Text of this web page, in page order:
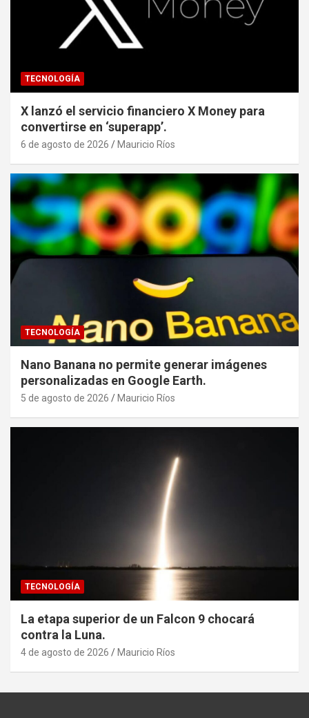
TECNOLOGÍA
X lanzó el servicio financiero X Money para
convertirse en ‘superapp’.
6 de agosto de 2026 Mauricio Ríos
TECNOLOGÍA
Nano Banana no permite generar imágenes
personalizadas en Google Earth.
5 de agosto de 2026 Mauricio Ríos
TECNOLOGÍA
La etapa superior de un Falcon 9 chocará
contra la Luna.
4 de agosto de 2026 Mauricio Ríos